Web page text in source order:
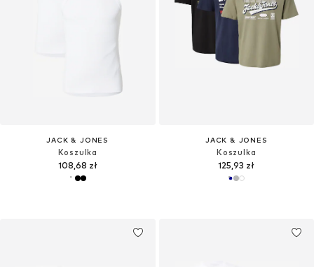
JACK & JONES
Koszulka
108,68 zł
JACK & JONES
Koszulka
125,93 zł